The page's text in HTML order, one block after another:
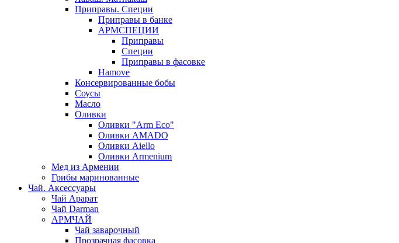
Приправы. Специи
Приправы в банке
АРМСПЕЦИИ
Приправы
Специи
Приправы в фасовке
Hamove
Консервированные бобы
Соусы
Масло
Оливки
Оливки "Arm Eco"
Оливки AMADO
Оливки Aiello
Оливки Armenium
Мед из Армении
Грибы маринованные
Чай. Аксессуары
Чай Арарат
Чай Darman
АРМЧАЙ
Чай заварочный
Прозрачная фасовка